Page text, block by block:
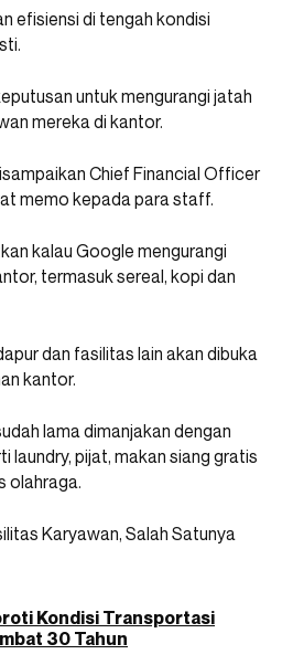
efisiensi di tengah kondisi
untuk mengurangi jatah
mereka di kantor.
Chief Financial Officer
memo kepada para staff.
kalau Google mengurangi
termasuk sereal, kopi dan
dan fasilitas lain akan dibuka
kantor.
lama dimanjakan dengan
laundry, pijat, makan siang gratis
olahraga.
Kondisi Transportasi
30 Tahun